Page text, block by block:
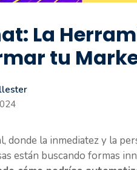
La
tu
donde la inmediatez y la
están buscando formas